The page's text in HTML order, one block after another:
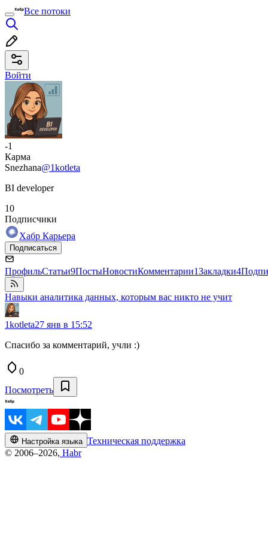
Все потоки
Войти
-1
Карма
Snezhana@1kotleta
BI developer
10
Подписчики
Хабр Карьера
Подписаться
ПрофильСтатьи9ПостыНовостиКомментарии1Закладки4
Навыки аналитика данных, которым вас никто не учит
1kotleta27 янв в 15:52
Спасибо за комментарий, учли :)
0
Посмотреть
Настройка языка Техническая поддержка
© 2006–2026, Habr